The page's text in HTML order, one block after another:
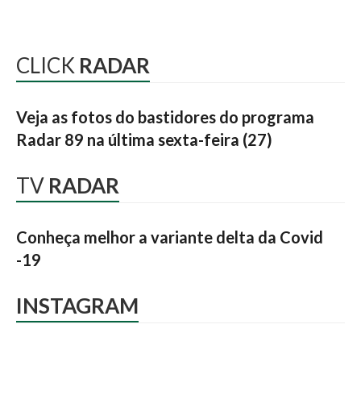
CLICK RADAR
Veja as fotos do bastidores do programa
Radar 89 na última sexta-feira (27)
TV RADAR
Conheça melhor a variante delta da Covid
-19
INSTAGRAM